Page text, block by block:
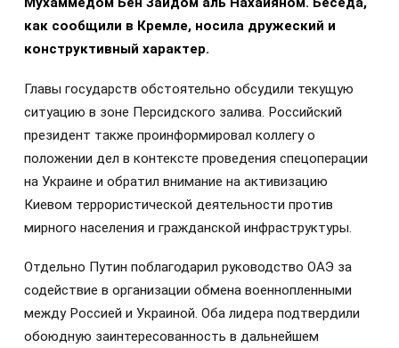
как сообщили в Кремле, носила дружеский и
конструктивный характер.
Главы государств обстоятельно обсудили текущую
ситуацию в зоне Персидского залива. Российский
президент также проинформировал коллегу о
положении дел в контексте проведения спецоперации
на Украине и обратил внимание на активизацию
Киевом террористической деятельности против
мирного населения и гражданской инфраструктуры.
Отдельно Путин поблагодарил руководство ОАЭ за
содействие в организации обмена военнопленными
между Россией и Украиной. Оба лидера подтвердили
обоюдную заинтересованность в дальнейшем